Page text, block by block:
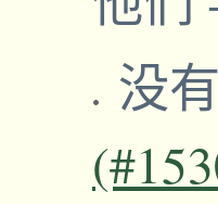
没